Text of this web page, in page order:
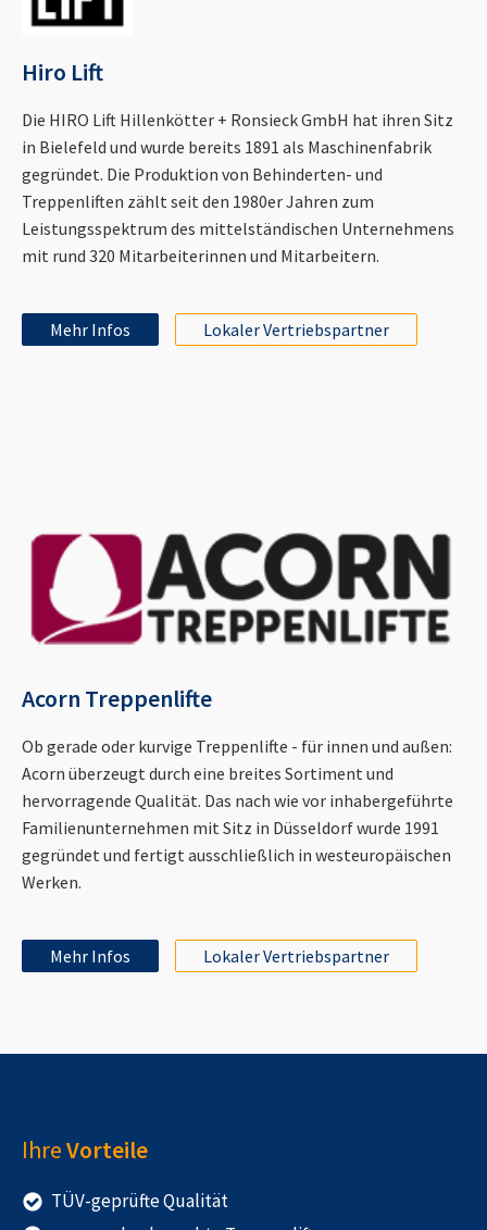
Hiro Lift
Die HIRO Lift Hillenkötter + Ronsieck GmbH hat ihren Sitz
in Bielefeld und wurde bereits 1891 als Maschinenfabrik
gegründet. Die Produktion von Behinderten- und
Treppenliften zählt seit den 1980er Jahren zum
Leistungsspektrum des mittelständischen Unternehmens
mit rund 320 Mitarbeiterinnen und Mitarbeitern.
Mehr Infos Lokaler Vertriebspartner
Acorn Treppenlifte
Ob gerade oder kurvige Treppenlifte - für innen und außen:
Acorn überzeugt durch eine breites Sortiment und
hervorragende Qualität. Das nach wie vor inhabergeführte
Familienunternehmen mit Sitz in Düsseldorf wurde 1991
gegründet und fertigt ausschließlich in westeuropäischen
Werken.
Mehr Infos Lokaler Vertriebspartner
IhreVorteile
TÜV-geprüfte Qualität